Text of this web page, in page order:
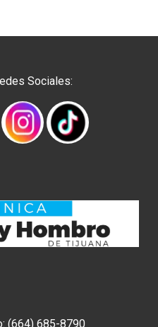
Sociales:
685-8790